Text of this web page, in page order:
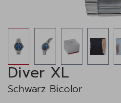
Diver XL
Schwarz Bicolor